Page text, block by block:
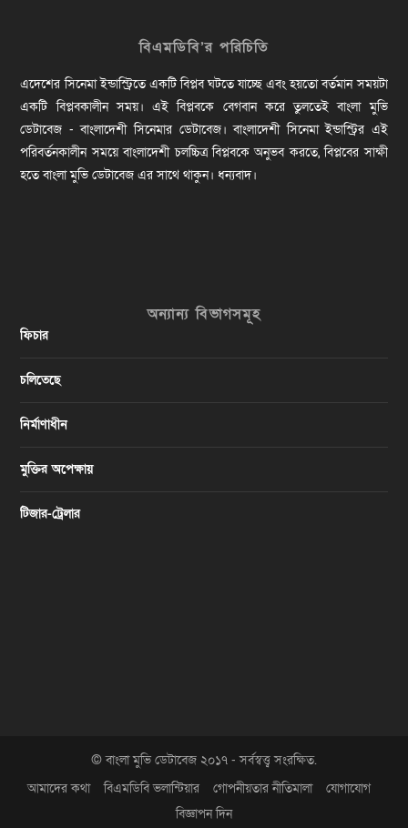
বিএমডিবি’র পরিচিতি
এদেশের সিনেমা ইন্ডাস্ট্রিতে একটি বিপ্লব ঘটতে যাচ্ছে এবং হয়তো বর্তমান সময়টা
একটি বিপ্লবকালীন সময়। এই বিপ্লবকে বেগবান করে তুলতেই বাংলা মুভি
ডেটাবেজ - বাংলাদেশী সিনেমার ডেটাবেজ। বাংলাদেশী সিনেমা ইন্ডাস্ট্রির এই
পরিবর্তনকালীন সময়ে বাংলাদেশী চলচ্চিত্র বিপ্লবকে অনুভব করতে, বিপ্লবের সাক্ষী
হতে বাংলা মুভি ডেটাবেজ এর সাথে থাকুন। ধন্যবাদ।
অন্যান্য বিভাগসমূহ
ফিচার
চলিতেছে
নির্মাণাধীন
মুক্তির অপেক্ষায়
টিজার-ট্রেলার
© বাংলা মুভি ডেটাবেজ ২০১৭ - সর্বস্বত্ত্ব সংরক্ষিত.
আমাদের কথা
বিএমডিবি ভলান্টিয়ার গোপনীয়তার নীতিমালা
যোগাযোগ
বিজ্ঞাপন দিন